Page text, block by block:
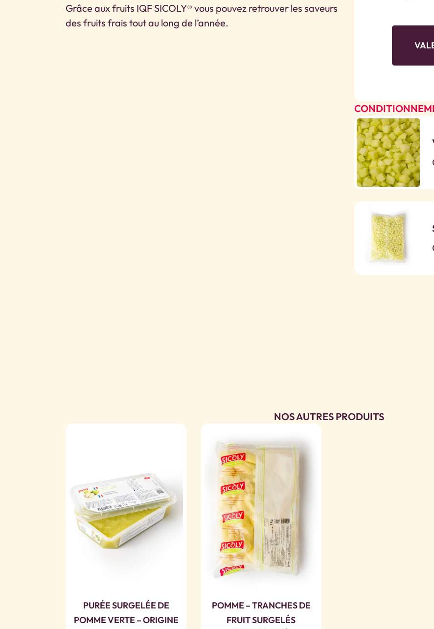
Grâce aux fruits IQF SICOLY® vous pouvez retrouver les saveurs
des fruits frais tout au long de l’année.
NOS AUTRES PRODUITS
PURÉE SURGELÉE DE
POMME VERTE – ORIGINE
POMME – TRANCHES DE
FRUIT SURGELÉS